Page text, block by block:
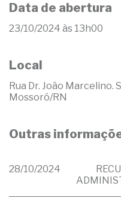
Data de abertura
23/10/2024 às 13h00
Local
Rua Dr. João Marcelino.
Mossoró/RN
Outras
28/10/2024